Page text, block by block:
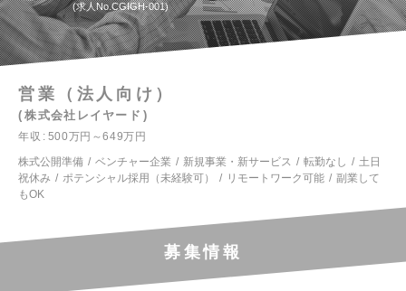
求人No.CGIGH-001
営業（法人向け）
株式会社レイヤード
年収
500万円～649万円
株式公開準備
ベンチャー企業 新規事業・新サービス 転勤なし
土日
祝休み
ポテンシャル採用（未経験可） リモートワーク可能
副業して
もOK
募集情報